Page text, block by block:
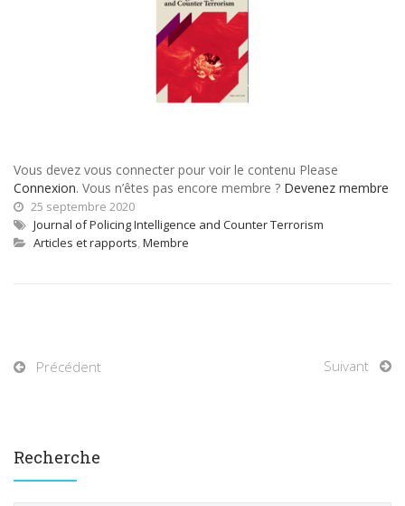
Vous devez vous connecter pour voir le contenu Please
Connexion. Vous n’êtes pas encore membre ? Devenez membre
25 septembre 2020
Journal of Policing Intelligence and Counter Terrorism
Articles et rapports, Membre
Précédent Suivant
Recherche